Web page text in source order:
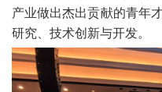
产业做出杰出贡献的青年
研究、技术创新与开发。